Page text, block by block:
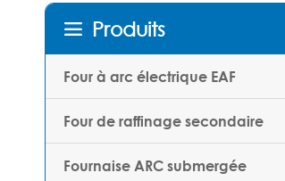
 Produits
Four à arc électrique EAF
Four de raffinage secondaire
Fournaise ARC submergée